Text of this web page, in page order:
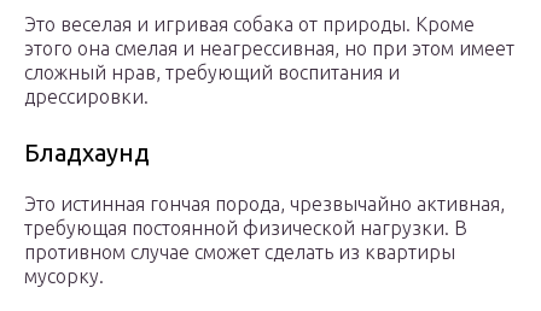
Это веселая и игривая собака от природы. Кроме
этого она смелая и неагрессивная, но при этом имеет
сложный нрав, требующий воспитания и
дрессировки.
Бладхаунд
Это истинная гончая порода, чрезвычайно активная,
требующая постоянной физической нагрузки. В
противном случае сможет сделать из квартиры
мусорку.